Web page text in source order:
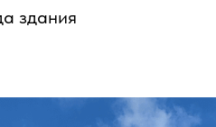
здания